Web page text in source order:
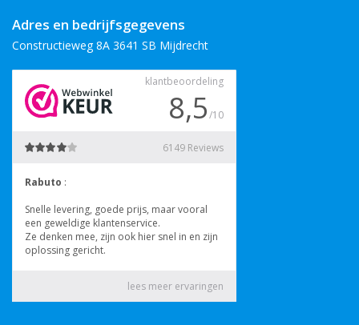
Adres en bedrijfsgegevens
Constructieweg 8A 3641 SB Mijdrecht